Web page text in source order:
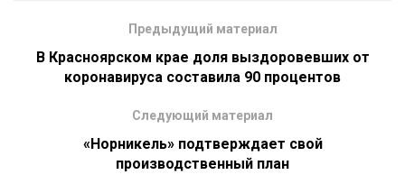
Предыдущий материал
В Красноярском крае доля выздоровевших от
коронавируса составила 90 процентов
Следующий материал
«Норникель» подтверждает свой
производственный план